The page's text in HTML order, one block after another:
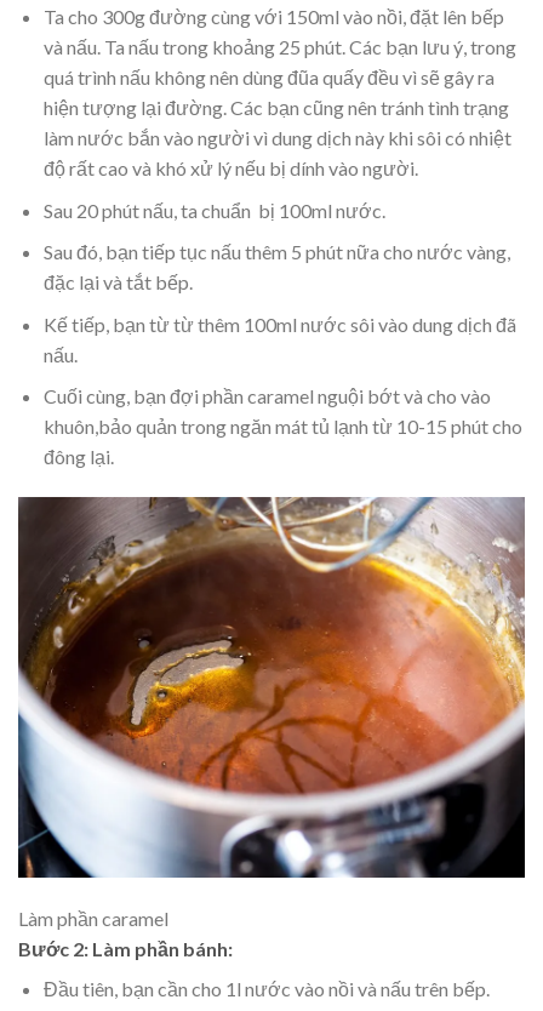
Ta cho 300g đường cùng với 150ml vào nồi, đặt lên bếp
và nấu. Ta nấu trong khoảng 25 phút. Các bạn lưu ý, trong
quá trình nấu không nên dùng đũa quấy đều vì sẽ gây ra
hiện tượng lại đường. Các bạn cũng nên tránh tình trạng
làm nước bắn vào người vì dung dịch này khi sôi có nhiệt
độ rất cao và khó xử lý nếu bị dính vào người.
Sau 20 phút nấu, ta chuẩn bị 100ml nước.
Sau đó, bạn tiếp tục nấu thêm 5 phút nữa cho nước vàng,
đặc lại và tắt bếp.
Kế tiếp, bạn từ từ thêm 100ml nước sôi vào dung dịch đã
nấu.
Cuối cùng, bạn đợi phần caramel nguội bớt và cho vào
khuôn,bảo quản trong ngăn mát tủ lạnh từ 10-15 phút cho
đông lại.
Làm phần caramel
Bước 2: Làm phần bánh:
Đầu tiên, bạn cần cho 1l nước vào nồi và nấu trên bếp.